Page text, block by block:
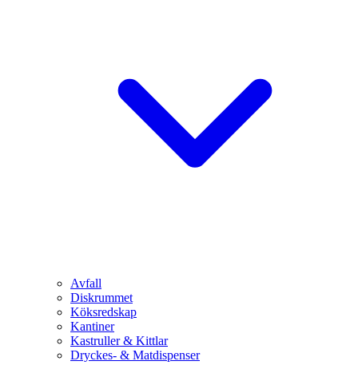
Avfall
Diskrummet
Köksredskap
Kantiner
Kastruller & Kittlar
Dryckes- & Matdispenser